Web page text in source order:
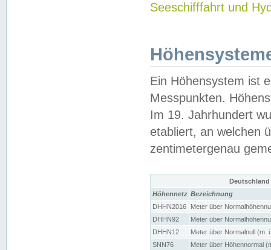
Seeschifffahrt und
Ein Höhensystem ist
Messpunkten.
Im 19. Jahrhundert
etabliert, an welchen
zentimetergenau
Höhennetz Bezeichnung
DHHN2016
Meter über
DHHN92
Meter über
DHHN12
Meter über Normalnull (m.
SNN76
Meter über Höhennormal